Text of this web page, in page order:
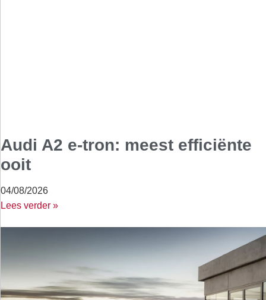
Audi A2 e-tron: meest efficiënte
ooit
04/08/2026
Lees verder »